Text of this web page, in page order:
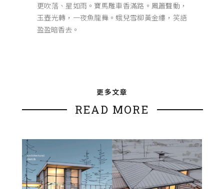
更吹落、星如雨。寶馬雕車香滿路。鳳簫聲動，
玉壺光轉，一夜魚龍舞。蛾兒雪柳黃金縷，笑語
盈盈暗香去。
更多文章
READ MORE